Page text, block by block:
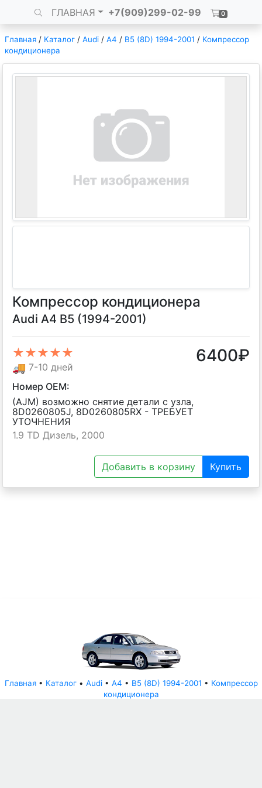
ГЛАВНАЯ +7(909)299-02-99 0
Главная / Каталог / Audi / A4 / B5 (8D) 1994-2001 / Компрессор
кондиционера
Компрессор кондиционера
Audi A4 B5 (1994-2001)
★★★★★
🚚 7-10 дней
6400₽
Номер OEM:
(AJM) возможно снятие детали с узла,
8D0260805J, 8D0260805RX - TPEБУET
УTOЧHEHИЯ
1.9 TD Дизель, 2000
Добавить в корзину Купить
Главная• Каталог• Audi• A4 • B5 (8D) 1994-2001 • Компрессор
кондиционера